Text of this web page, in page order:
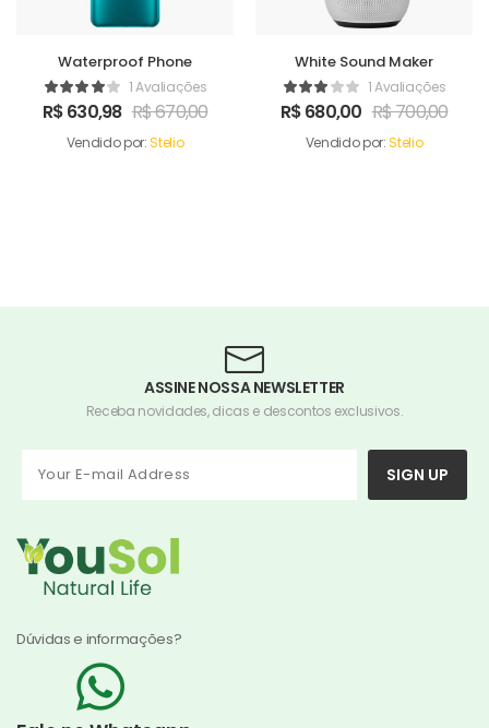
Waterproof Phone
1 Avaliações
R$630,98 R$670,00
Vendido por:Stelio
White Sound Maker
1 Avaliações
R$680,00 R$700,00
Vendido por:Stelio
ASSINE NOSSA NEWSLETTER
Receba novidades, dicas e descontos exclusivos.
SIGN UP
Dúvidas e informações?